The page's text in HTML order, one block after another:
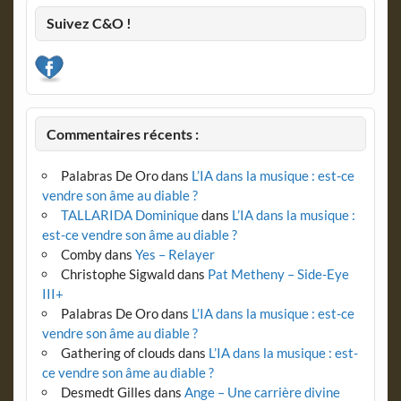
Suivez C&O !
Commentaires récents :
Palabras De Orodans L’IA dans la musique : est-ce
vendre son âme au diable ?
TALLARIDA Dominiquedans L’IA dans la musique :
est-ce vendre son âme au diable ?
Combydans Yes – Relayer
Christophe Sigwalddans Pat Metheny – Side-Eye
III+
Palabras De Orodans L’IA dans la musique : est-ce
vendre son âme au diable ?
Gathering of clouds dans L’IA dans la musique : est-
ce vendre son âme au diable ?
Desmedt Gilles dans Ange – Une carrière divine